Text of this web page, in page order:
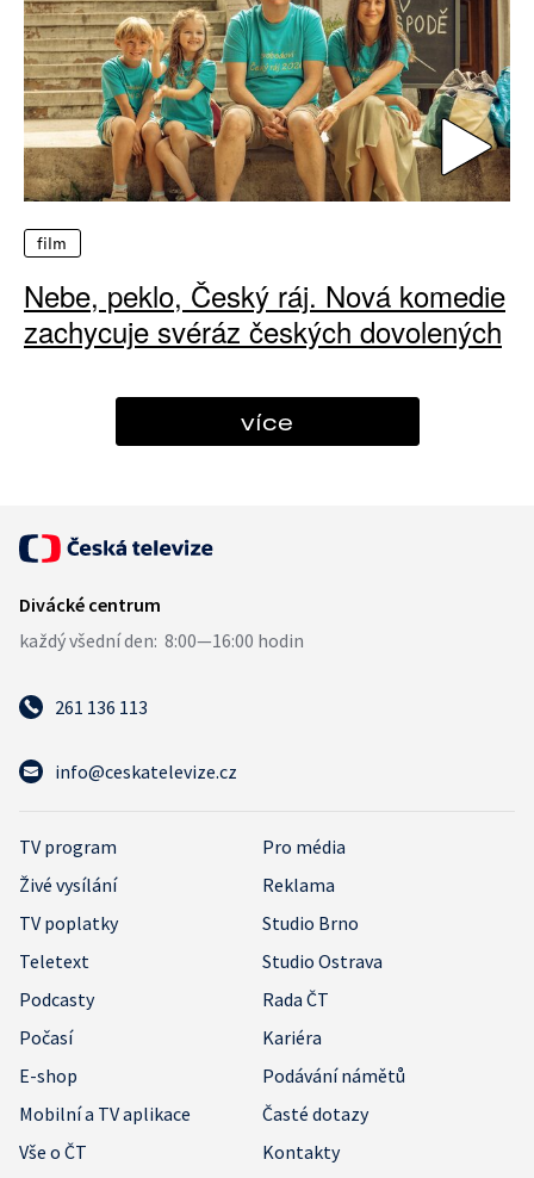
film
Nebe, peklo, Český ráj. Nová komedie
zachycuje svéráz českých dovolených
více
261 136 113
info@ceskatelevize.cz
TV program
Pro média
Živé vysílání
Reklama
TV poplatky
Studio Brno
Teletext
Studio Ostrava
Podcasty
Rada ČT
Počasí
Kariéra
E-shop
Podávání námětů
Mobilní a TV aplikace
Časté dotazy
Vše o ČT
Kontakty